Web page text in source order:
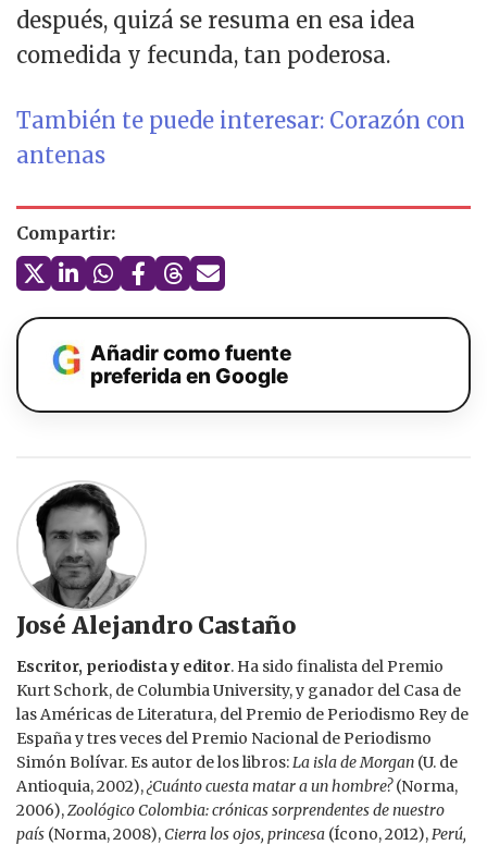
después, quizá se resuma en esa idea
comedida y fecunda, tan poderosa.
También te puede interesar: Corazón con
antenas
Compartir:
Añadir como fuente
preferida en Google
José Alejandro Castaño
Escritor, periodista y editor. Ha sido finalista del Premio
Kurt Schork, de Columbia University, y ganador del Casa de
las Américas de Literatura, del Premio de Periodismo Rey de
España y tres veces del Premio Nacional de Periodismo
Simón Bolívar. Es autor de los libros:La isla de Morgan (U. de
Antioquia, 2002),¿Cuánto cuesta matar a un hombre?(Norma,
2006),Zoológico Colombia: crónicas sorprendentes de nuestro
país (Norma, 2008),Cierra los ojos, princesa (Ícono, 2012),Perú,